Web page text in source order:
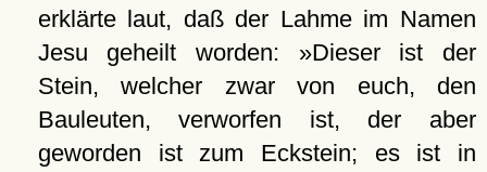
erklärte laut, daß der Lahme im Namen
Jesu geheilt worden: »Dieser ist der
Stein, welcher zwar von euch, den
Bauleuten, verworfen ist, der aber
geworden ist zum Eckstein; es ist in